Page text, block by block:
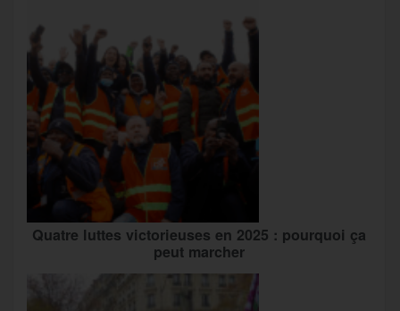
Quatre luttes victorieuses en 2025 : pourquoi ça
peut marcher